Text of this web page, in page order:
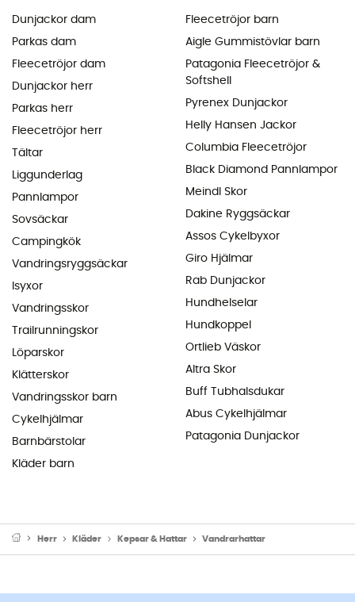
Dunjackor dam
Parkas dam
Fleecetröjor dam
Dunjackor herr
Parkas herr
Fleecetröjor herr
Tältar
Liggunderlag
Pannlampor
Sovsäckar
Campingkök
Vandringsryggsäckar
Isyxor
Vandringsskor
Trailrunningskor
Löparskor
Klätterskor
Vandringsskor barn
Cykelhjälmar
Barnbärstolar
Kläder barn
Fleecetröjor barn
Aigle Gummistövlar barn
Patagonia Fleecetröjor &
Softshell
Pyrenex Dunjackor
Helly Hansen Jackor
Columbia Fleecetröjor
Black Diamond Pannlampor
Meindl Skor
Dakine Ryggsäckar
Assos Cykelbyxor
Giro Hjälmar
Rab Dunjackor
Hundhelselar
Hundkoppel
Ortlieb Väskor
Altra Skor
Buff Tubhalsdukar
Abus Cykelhjälmar
Patagonia Dunjackor
Herr Kläder Kepsar & Hattar Vandrarhattar